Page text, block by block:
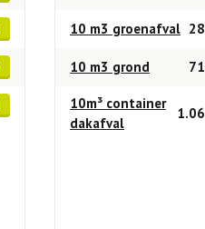
10 m3 groenafval
10 m3 grond
10m³ container
dakafval